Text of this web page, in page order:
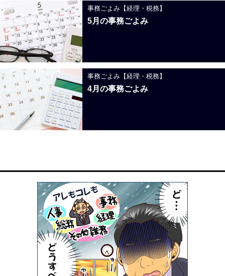
事務ごよみ【経理・税務】
5月の事務ごよみ
事務ごよみ【経理・税務】
4月の事務ごよみ